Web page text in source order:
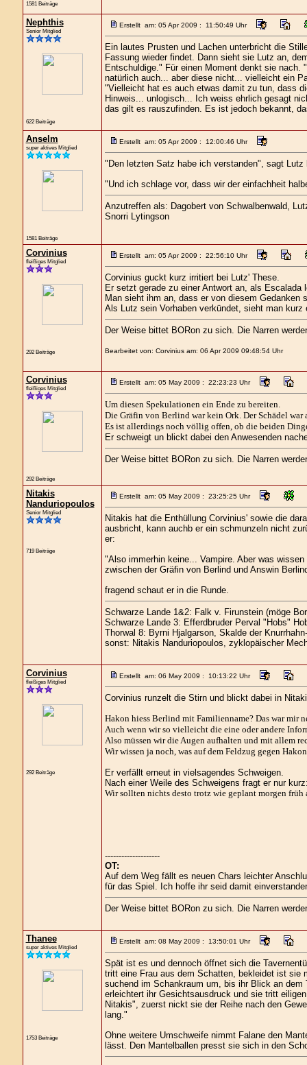
1581 Beiträge
Nephthis
Senior Mitglied
622 Beiträge
Erstellt am: 05 Apr 2009 : 11:50:49 Uhr
Ein lautes Prusten und Lachen unterbricht die
Fassung wieder findet. Dann sieht sie Lutz an,
Entschuldige." Für einen Moment denkt sie
natürlich auch... aber diese nicht... vielleicht ein
"Vielleicht hat es auch etwas damit zu tun, dass
Hinweis... unlogisch... Ich weiss ehrlich gesagt
das gilt es rauszufinden. Es ist jedoch bekannt,
Anselm
super aktives Mitglied
1581 Beiträge
Erstellt am: 05 Apr 2009 : 12:00:46 Uhr
"Den letzten Satz habe ich verstanden", sagt Lutz
"Und ich schlage vor, dass wir der einfachheit
Anzutreffen als: Dagobert von Schwalbenwald,
Snorri Lytingson
Corvinius
fleißiges Mitglied
292 Beiträge
Erstellt am: 05 Apr 2009 : 22:56:10 Uhr
Corvinius guckt kurz irritiert bei Lutz' These.
Er setzt gerade zu einer Antwort an, als Escalada
Man sieht ihm an, dass er von diesem Gedanken
Als Lutz sein Vorhaben verkündet, sieht man
Der Weise bittet BORon zu sich. Die Narren
Bearbeitet von: Corvinius am: 06 Apr 2009 09:48:54 Uhr
Corvinius
fleißiges Mitglied
292 Beiträge
Erstellt am: 05 May 2009 : 22:23:23 Uhr
Um diesen Spekulationen ein Ende zu bereiten.
Die Gräfin von Berlind war kein Ork. Der Schädel
Es ist allerdings noch völlig offen, ob die beiden
Er schweigt un blickt dabei den Anwesenden
Der Weise bittet BORon zu sich. Die Narren
Nitakis
Nanduriopoulos
Senior Mitglied
719 Beiträge
Erstellt am: 05 May 2009 : 23:25:25 Uhr
Nitakis hat die Enthüllung Corvinius' sowie die
ausbricht, kann auchb er ein schmunzeln nicht
er:
"Also immerhin keine... Vampire. Aber was
zwischen der Gräfin von Berlind und Answin
fragend schaut er in die Runde.
Schwarze Lande 1&2: Falk v. Firunstein (möge
Schwarze Lande 3: Efferdbruder Perval "Hobs"
Thorwal 8: Byrni Hjalgarson, Skalde der
sonst: Nitakis Nanduriopoulos, zyklopäischer
Corvinius
fleißiges Mitglied
292 Beiträge
Erstellt am: 06 May 2009 : 10:13:22 Uhr
Corvinius runzelt die Stirn und blickt dabei in
Hakon hiess Berlind mit Familienname? Das war mir
Auch wenn wir so vielleicht die eine oder andere
Also müssen wir die Augen aufhalten und mit allem
Wir wissen ja noch, was auf dem Feldzug gegen
Er verfällt erneut in vielsagendes Schweigen.
Nach einer Weile des Schweigens fragt er nur
Wir sollten nichts desto trotz wie geplant morgen früh
--------------------
OT:
Auf dem Weg fällt es neuen Chars leichter
für das Spiel. Ich hoffe ihr seid damit
Der Weise bittet BORon zu sich. Die Narren
Thanee
super aktives Mitglied
1753 Beiträge
Erstellt am: 08 May 2009 : 13:50:01 Uhr
Spät ist es und dennoch öffnet sich die
tritt eine Frau aus dem Schatten, bekleidet ist sie
suchend im Schankraum um, bis ihr Blick an
erleichtert ihr Gesichtsausdruck und sie tritt
Nitakis", zuerst nickt sie der Reihe nach den
lang."
Ohne weitere Umschweife nimmt Falane den
lässt. Den Mantelballen presst sie sich in den